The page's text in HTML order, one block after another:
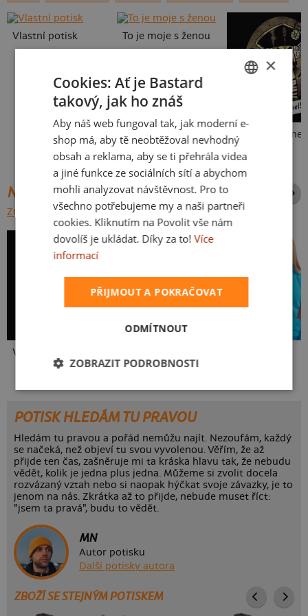
Vlastní potisk To je moje s ženou
NEJPRODÁVANĚJŠÍ POTISKY
ZOBRAZIT VŠECHNY
Vlastní potisk
POTISK HLEDÁM TU PRAVOU
Hledám tu pravou a pořád nemůžu najít. Nezoufám, každý
se načeká, než objeví tu svou vyvolenou. Věřím, že až
přijde ten čas, zašněruje mi ta kráska hlavu tak, že nebudu
vědět, kolik je jedna plus jedna. Můžeme si zvolit docela
rozvázaný vztah nebo si naopak hýčkat svoje závazky, je to
jenom na nás. Zkrátka až to přijde, nebude muset říct:
"jsem ta pravá", budu to vědět.
MN
Autor potisku
Další potisky autora
ZBOŽÍ SE STEJNÝM POTISKEM
SLOVAK
×
Cookies: Ať je Bastard
takový, jak ho znáš
Aby náš web fungoval tak, jak moderní e-
shop má, aby tě neobtěžoval nevhodný
obsah a reklama, aby se ti přehrála videa
a jiné funkce ze sociálních sítí a abychom
mohli analyzovat návštěvnost. Pro to
všechno potřebujeme my a naši partneři
cookies. Kliknutím na Povolit vše nám
dovolíš je ukládat. Díky za to! Více
informací
PŘIJMOUT A POKRAČOVAT
ODMÍTNOUT
ZOBRAZIT PODROBNOSTI